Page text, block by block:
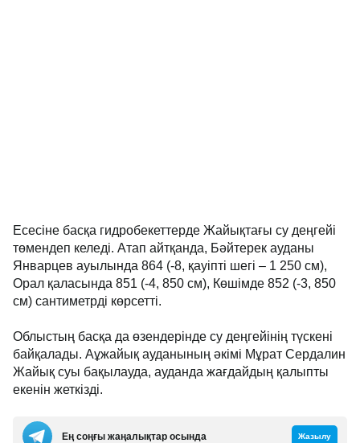
Есесіне басқа гидробекеттерде Жайықтағы су деңгейі
төмендеп келеді. Атап айтқанда, Бәйтерек ауданы
Январцев ауылында 864 (-8, қауіпті шегі – 1 250 см),
Орал қаласында 851 (-4, 850 см), Көшімде 852 (-3, 850
см) сантиметрді көрсетті.
Облыстың басқа да өзендерінде су деңгейінің түскені
байқалады. Аұжайық ауданының әкімі Мұрат Сердалин
Жайық суы бақылауда, ауданда жағдайдың қалыпты
екенін жеткізді.
Ең соңғы жаңалықтар осында Жазылу